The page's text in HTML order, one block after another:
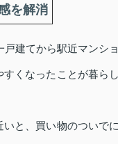
を解消
戸建てから駅近マンシ
すくなったことが暮ら
いと、買い物のついで